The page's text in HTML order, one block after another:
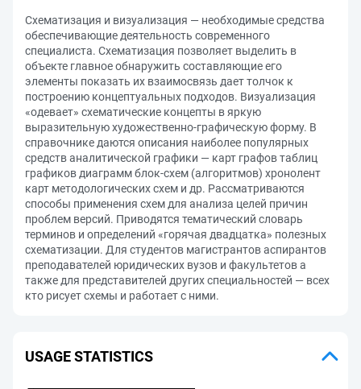
Схематизация и визуализация — необходимые средства
обеспечивающие деятельность современного
специалиста. Схематизация позволяет выделить в
объекте главное обнаружить составляющие его
элементы показать их взаимосвязь дает толчок к
построению концептуальных подходов. Визуализация
«одевает» схематические концепты в яркую
выразительную художественно-графическую форму. В
справочнике даются описания наиболее популярных
средств аналитической графики — карт графов таблиц
графиков диаграмм блок-схем (алгоритмов) хронолент
карт методологических схем и др. Рассматриваются
способы применения схем для анализа целей причин
проблем версий. Приводятся тематический словарь
терминов и определений «горячая двадцатка» полезных
схематизации. Для студентов магистрантов аспирантов
преподавателей юридических вузов и факультетов а
также для представителей других специальностей — всех
кто рисует схемы и работает с ними.
USAGE STATISTICS